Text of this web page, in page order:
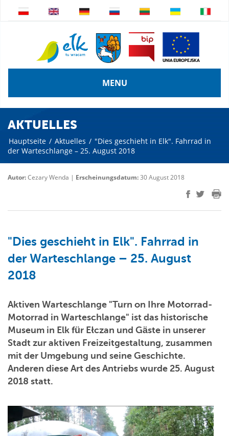
MENU
AKTUELLES
Hauptseite / Aktuelles / "Dies geschieht in Elk". Fahrrad in
der Warteschlange – 25. August 2018
Autor:Cezary Wenda | Erscheinungsdatum:30 August 2018
"Dies geschieht in Elk". Fahrrad in
der Warteschlange – 25. August
2018
Aktiven Warteschlange "Turn on Ihre Motorrad-
Motorrad in Warteschlange" ist das historische
Museum in Elk für Ełczan und Gäste in unserer
Stadt zur aktiven Freizeitgestaltung, zusammen
mit der Umgebung und seine Geschichte.
Anderen diese Art des Antriebs wurde 25. August
2018 statt.